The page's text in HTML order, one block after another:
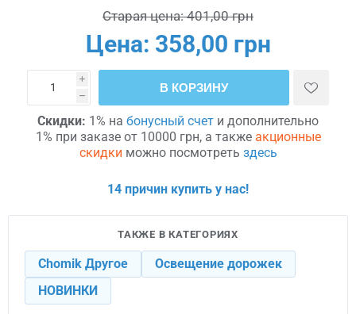
Старая цена: 401,00 грн
Цена: 358,00 грн
i
h
В КОРЗИНУ
Скидки: 1% на бонусный счет и дополнительно
1% при заказе от 10000 грн, а также акционные
скидки можно посмотреть здесь
14 причин купить у нас!
ТАКЖЕ В КАТЕГОРИЯХ
Chomik Другое
Освещение дорожек
НОВИНКИ